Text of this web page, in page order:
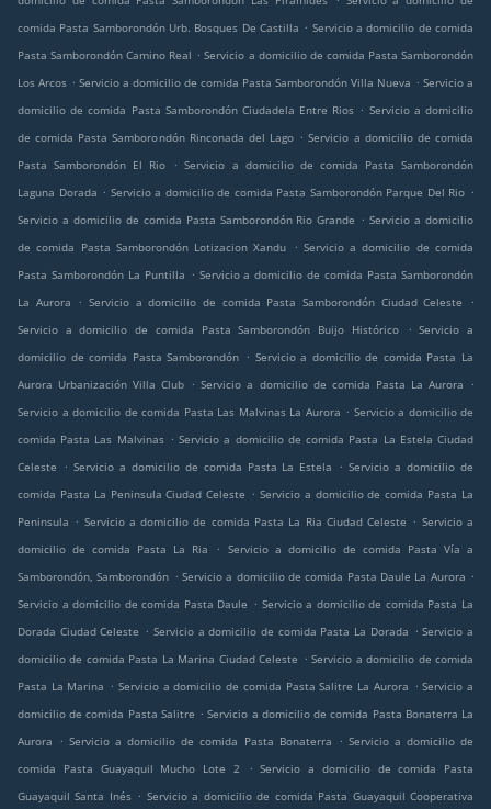
comida Pasta Samborondón Urb. Bosques De Castilla . Servicio a domicilio de comida
Pasta Samborondón Camino Real . Servicio a domicilio de comida Pasta Samborondón
Los Arcos . Servicio a domicilio de comida Pasta Samborondón Villa Nueva . Servicio a
domicilio de comida Pasta Samborondón Ciudadela Entre Rios . Servicio a domicilio
de comida Pasta Samborondón Rinconada del Lago . Servicio a domicilio de comida
Pasta Samborondón El Rio
. Servicio a domicilio de comida Pasta Samborondón
Laguna Dorada . Servicio a domicilio de comida Pasta Samborondón Parque Del Rio .
Servicio a domicilio de comida Pasta Samborondón Rio Grande . Servicio a domicilio
de comida Pasta Samborondón Lotizacion Xandu
. Servicio a domicilio de comida
Pasta Samborondón La Puntilla . Servicio a domicilio de comida Pasta Samborondón
La Aurora
. Servicio a domicilio de comida Pasta Samborondón Ciudad Celeste
.
Servicio a domicilio de comida Pasta Samborondón Buijo Histórico
. Servicio a
domicilio de comida Pasta Samborondón . Servicio a domicilio de comida Pasta La
Aurora Urbanización Villa Club . Servicio a domicilio de comida Pasta La Aurora
.
Servicio a domicilio de comida Pasta Las Malvinas La Aurora . Servicio a domicilio de
comida Pasta Las Malvinas . Servicio a domicilio de comida Pasta La Estela Ciudad
Celeste
. Servicio a domicilio de comida Pasta La Estela . Servicio a domicilio de
comida Pasta La Peninsula Ciudad Celeste . Servicio a domicilio de comida Pasta La
Peninsula . Servicio a domicilio de comida Pasta La Ria Ciudad Celeste . Servicio a
domicilio de comida Pasta La Ria
. Servicio a domicilio de comida Pasta Vía a
Samborondón, Samborondón . Servicio a domicilio de comida Pasta Daule La Aurora .
Servicio a domicilio de comida Pasta Daule . Servicio a domicilio de comida Pasta La
Dorada Ciudad Celeste . Servicio a domicilio de comida Pasta La Dorada . Servicio a
domicilio de comida Pasta La Marina Ciudad Celeste . Servicio a domicilio de comida
Pasta La Marina . Servicio a domicilio de comida Pasta Salitre La Aurora . Servicio a
domicilio de comida Pasta Salitre . Servicio a domicilio de comida Pasta Bonaterra La
Aurora
. Servicio a domicilio de comida Pasta Bonaterra . Servicio a domicilio de
comida Pasta Guayaquil Mucho Lote 2
. Servicio a domicilio de comida Pasta
Guayaquil Santa Inés . Servicio a domicilio de comida Pasta Guayaquil Cooperativa